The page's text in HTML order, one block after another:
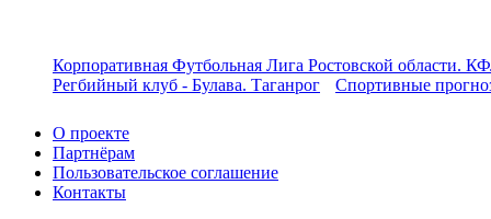
Корпоративная Футбольная Лига Ростовской области.
Регбийный клуб - Булава. Таганрог
Спортивные
О проекте
Партнёрам
Пользовательское соглашение
Контакты